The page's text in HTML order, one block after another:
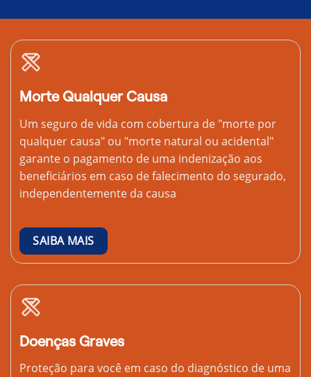
Morte Qualquer Causa
Um seguro de vida com cobertura de "morte por
qualquer causa" ou "morte natural ou acidental"
garante o pagamento de uma indenização aos
beneficiários em caso de falecimento do segurado,
independentemente da causa
SAIBA MAIS
Doenças Graves
Proteção para você em caso do diagnóstico de uma